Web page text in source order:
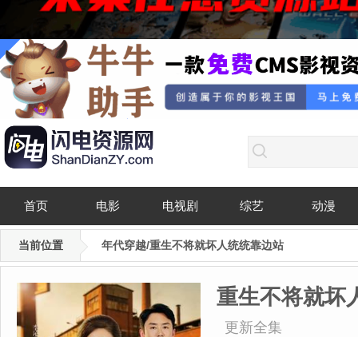
首页 电影 电视剧 综艺 动漫
当前位置 年代穿越/重生不将就坏人统统靠边站
重生不将就坏
更新全集